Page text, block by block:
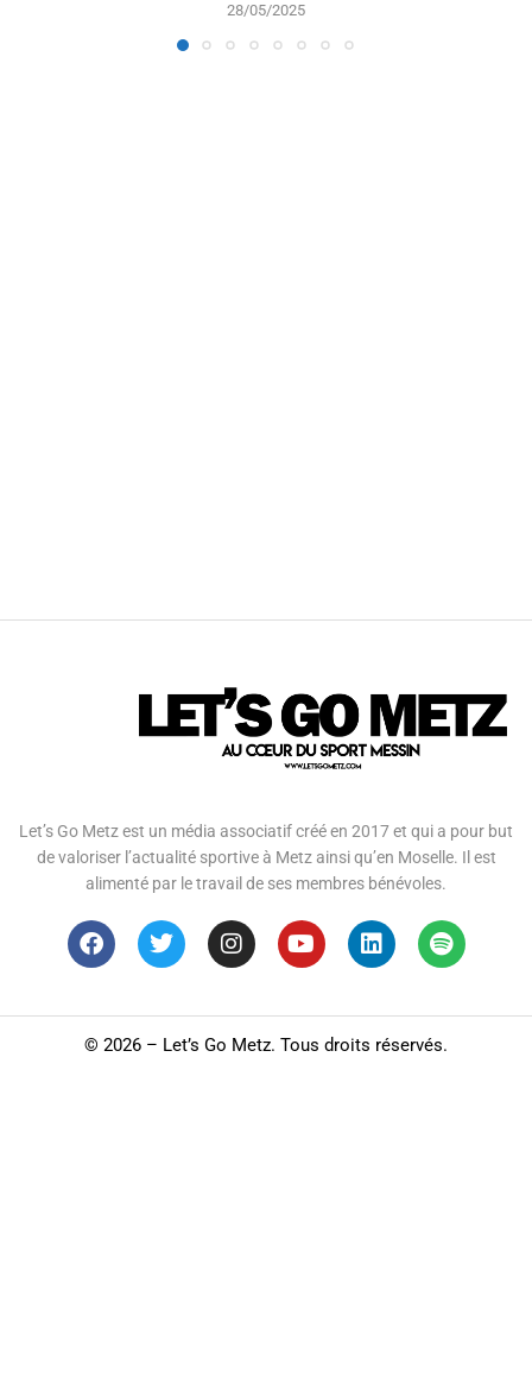
28/05/2025
Let’s Go Metz est un média associatif créé en 2017 et qui a pour but
de valoriser l’actualité sportive à Metz ainsi qu’en Moselle. Il est
alimenté par le travail de ses membres bénévoles.
© 2026 – Let’s Go Metz. Tous droits réservés.